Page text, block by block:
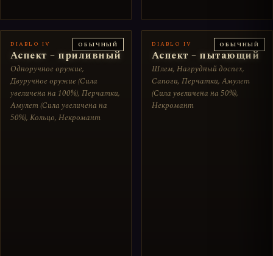
ОБЫЧНЫЙ
DIABLO IV
Аспект – приливный
Одноручное оружие,
Двуручное оружие (Сила
увеличена на 100%), Перчатки,
Амулет (Сила увеличена на
50%), Кольцо, Некромант
ОБЫЧНЫЙ
DIABLO IV
Аспект – пытающий
Шлем, Нагрудный доспех,
Сапоги, Перчатки, Амулет
(Сила увеличена на 50%),
Некромант